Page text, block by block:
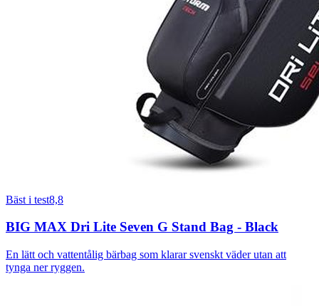
Bäst i test8,8
BIG MAX Dri Lite Seven G Stand Bag - Black
En lätt och vattentålig bärbag som klarar svenskt väder utan att
tynga ner ryggen.